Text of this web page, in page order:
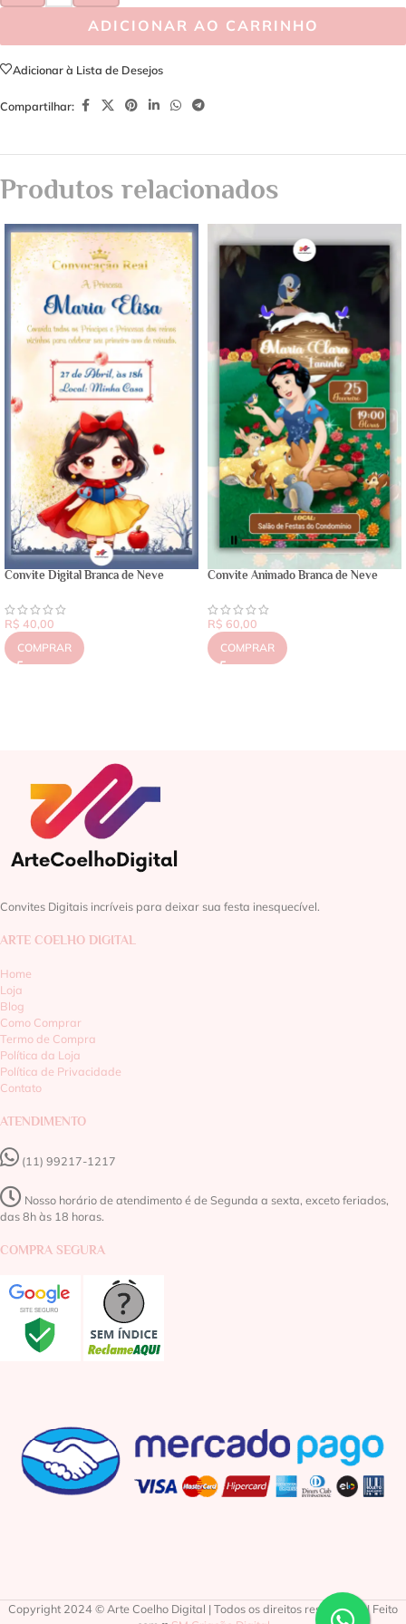
ADICIONAR AO CARRINHO
Adicionar à Lista de Desejos
Compartilhar:
Produtos relacionados
Convite Digital Branca de Neve
R$ 40,00
COMPRAR
Convite Animado Branca de Neve
R$ 60,00
COMPRAR
Convites Digitais incríveis para deixar sua festa inesquecível.
ARTE COELHO DIGITAL
Home
Loja
Blog
Como Comprar
Termo de Compra
Política da Loja
Política de Privacidade
Contato
ATENDIMENTO
(11) 99217-1217‬
Nosso horário de atendimento é de Segunda a sexta, exceto feriados,
das 8h às 18 horas.
COMPRA SEGURA
Copyright 2024 © Arte Coelho Digital | Todos os direitos reservados | Feito